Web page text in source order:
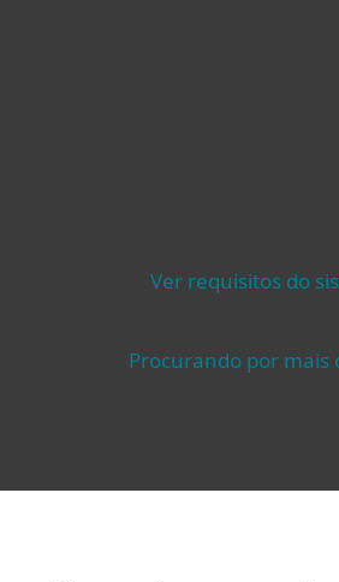
Ver requisitos do
Procurando por mais